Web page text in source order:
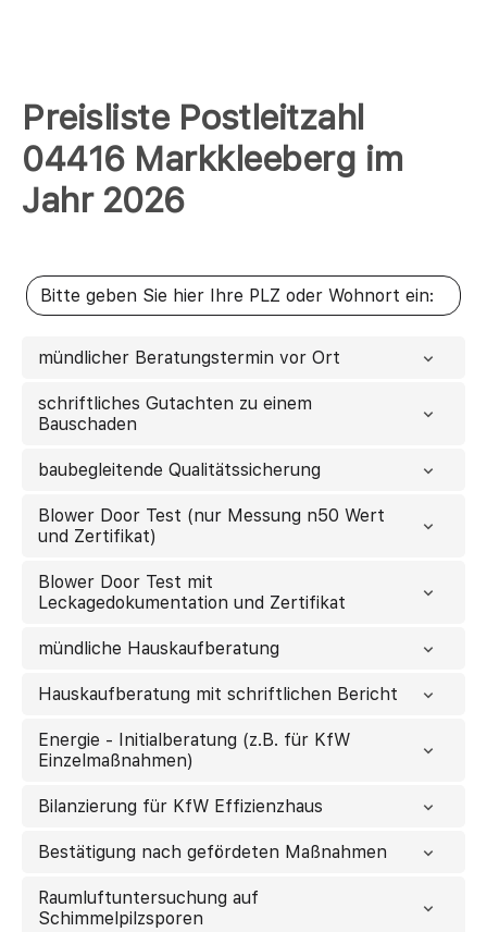
Preisliste Postleitzahl
04416 Markkleeberg im
Jahr 2026
mündlicher Beratungstermin vor Ort
schriftliches Gutachten zu einem
Bauschaden
baubegleitende Qualitätssicherung
Blower Door Test (nur Messung n50 Wert
und Zertifikat)
Blower Door Test mit
Leckagedokumentation und Zertifikat
mündliche Hauskaufberatung
Hauskaufberatung mit schriftlichen Bericht
Energie - Initialberatung (z.B. für KfW
Einzelmaßnahmen)
Bilanzierung für KfW Effizienzhaus
Bestätigung nach gefördeten Maßnahmen
Raumluftuntersuchung auf
Schimmelpilzsporen